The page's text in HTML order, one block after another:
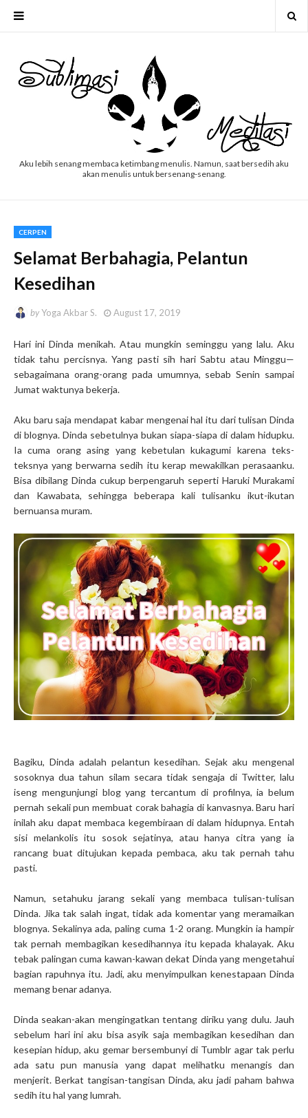
Aku lebih senang membaca ketimbang menulis. Namun, saat bersedih aku
akan menulis untuk bersenang-senang.
CERPEN
Selamat Berbahagia, Pelantun
Kesedihan
byYoga Akbar S. August 17, 2019
Hari ini Dinda menikah. Atau mungkin seminggu yang lalu. Aku
tidak tahu percisnya. Yang pasti sih hari Sabtu atau Minggu—
sebagaimana orang-orang pada umumnya, sebab Senin sampai
Jumat waktunya bekerja.
Aku baru saja mendapat kabar mengenai hal itu dari tulisan Dinda
di blognya. Dinda sebetulnya bukan siapa-siapa di dalam hidupku.
Ia cuma orang asing yang kebetulan kukagumi karena teks-
teksnya yang berwarna sedih itu kerap mewakilkan perasaanku.
Bisa dibilang Dinda cukup berpengaruh seperti Haruki Murakami
dan Kawabata, sehingga beberapa kali tulisanku ikut-ikutan
bernuansa muram.
Bagiku, Dinda adalah pelantun kesedihan. Sejak aku mengenal
sosoknya dua tahun silam secara tidak sengaja di Twitter, lalu
iseng mengunjungi blog yang tercantum di profilnya, ia belum
pernah sekali pun membuat corak bahagia di kanvasnya. Baru hari
inilah aku dapat membaca kegembiraan di dalam hidupnya. Entah
sisi melankolis itu sosok sejatinya, atau hanya citra yang ia
rancang buat ditujukan kepada pembaca, aku tak pernah tahu
pasti.
Namun, setahuku jarang sekali yang membaca tulisan-tulisan
Dinda. Jika tak salah ingat, tidak ada komentar yang meramaikan
blognya. Sekalinya ada, paling cuma 1-2 orang. Mungkin ia hampir
tak pernah membagikan kesedihannya itu kepada khalayak. Aku
tebak palingan cuma kawan-kawan dekat Dinda yang mengetahui
bagian rapuhnya itu. Jadi, aku menyimpulkan kenestapaan Dinda
memang benar adanya.
Dinda seakan-akan mengingatkan tentang diriku yang dulu. Jauh
sebelum hari ini aku bisa asyik saja membagikan kesedihan dan
kesepian hidup, aku gemar bersembunyi di Tumblr agar tak perlu
ada satu pun manusia yang dapat melihatku menangis dan
menjerit. Berkat tangisan-tangisan Dinda, aku jadi paham bahwa
sedih itu hal yang lumrah.